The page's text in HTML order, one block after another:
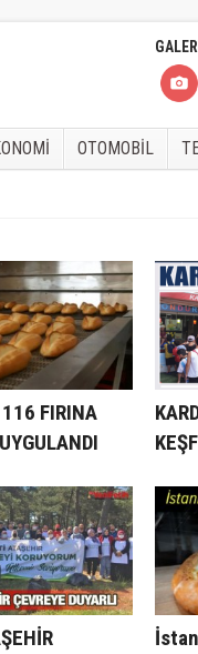
OTOMOBİL
FIRINA